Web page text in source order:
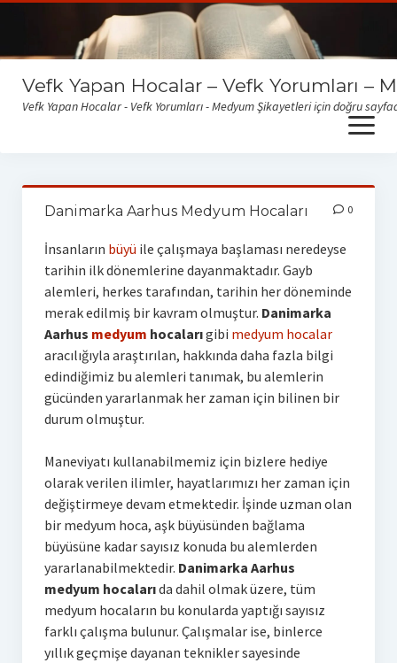
Vefk Yapan Hocalar – Vefk Yorumları –
Vefk Yapan Hocalar - Vefk Yorumları - Medyum Şikayetleri için doğru
open
menu
buraya tıklayabilirsiniz
Danimarka Aarhus Medyum Hocaları 0
İnsanların büyü ile çalışmaya başlaması neredeyse
tarihin ilk dönemlerine dayanmaktadır. Gayb
alemleri, herkes tarafından, tarihin her döneminde
merak edilmiş bir kavram olmuştur. Danimarka
Aarhus medyum hocalarıgibi medyum hocalar
aracılığıyla araştırılan, hakkında daha fazla bilgi
edindiğimiz bu alemleri tanımak, bu alemlerin
gücünden yararlanmak her zaman için bilinen bir
durum olmuştur.
Maneviyatı kullanabilmemiz için bizlere hediye
olarak verilen ilimler, hayatlarımızı her zaman için
değiştirmeye devam etmektedir. İşinde uzman olan
bir medyum hoca, aşk büyüsünden bağlama
büyüsüne kadar sayısız konuda bu alemlerden
yararlanabilmektedir. Danimarka Aarhus
medyum hocalarıda dahil olmak üzere, tüm
medyum hocaların bu konularda yaptığı sayısız
farklı çalışma bulunur. Çalışmalar ise, binlerce
yıllık geçmişe dayanan teknikler sayesinde